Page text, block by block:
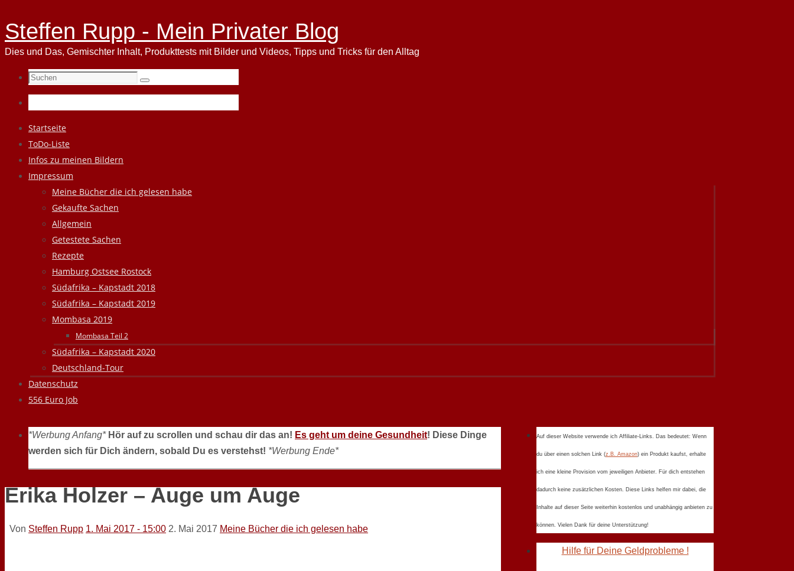
Steffen Rupp - Mein Privater Blog
Dies und Das, Gemischter Inhalt, Produkttests mit Bilder und Videos, Tipps und Tricks für den Alltag
Suchen
nach:
Suchen
Zum
Inhalt
springen
Startseite
ToDo-Liste
Infos zu meinen Bildern
Impressum
Meine Bücher die ich gelesen habe
Gekaufte Sachen
Allgemein
Getestete Sachen
Rezepte
Hamburg Ostsee Rostock
Südafrika – Kapstadt 2018
Südafrika – Kapstadt 2019
Mombasa 2019
Mombasa Teil 2
Südafrika – Kapstadt 2020
Deutschland-Tour
Datenschutz
556 Euro Job
*Werbung Anfang* Hör auf zu scrollen und schau dir das an! Es geht um deine Gesundheit! Diese Dinge
werden sich für Dich ändern, sobald Du es verstehst! *Werbung Ende*
Erika Holzer – Auge um Auge
Von Steffen Rupp 1. Mai 2017 - 15:00 2. Mai 2017 Meine Bücher die ich gelesen habe
Auf dieser Website verwende ich Affiliate-Links. Das bedeutet: Wenn
du über einen solchen Link (z.B. Amazon) ein Produkt kaufst, erhalte
ich eine kleine Provision vom jeweiligen Anbieter. Für dich entstehen
dadurch keine zusätzlichen Kosten. Diese Links helfen mir dabei, die
Inhalte auf dieser Seite weiterhin kostenlos und unabhängig anbieten zu
können. Vielen Dank für deine Unterstützung!
Hilfe für Deine Geldprobleme !